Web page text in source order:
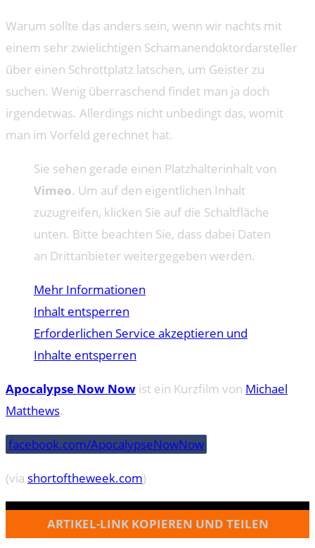
Warum sollte das anders sein, wenn wir nachts mit
einem sehr zwielichtigen Schamanendoktordarsteller
über einen Schrottplatz latschen, um Geister zu
suchen. Wenig überraschend findet man ja doch
irgendetwas. Allerdings nicht unbedingt das, womit
man im Vorfeld gerechnet hat.
Sie sehen gerade einen Platzhalterinhalt von
Vimeo. Um auf den eigentlichen Inhalt
zuzugreifen, klicken Sie auf die Schaltfläche
unten. Bitte beachten Sie, dass dabei Daten
an Drittanbieter weitergegeben werden.
Mehr Informationen
Inhalt entsperren
Erforderlichen Service akzeptieren und
Inhalte entsperren
Apocalypse Now Now ist ein Kurzfilm von Michael
Matthews.
facebook.com/ApocalypseNowNow
(via shortoftheweek.com)
ARTIKEL-LINK KOPIEREN UND TEILEN